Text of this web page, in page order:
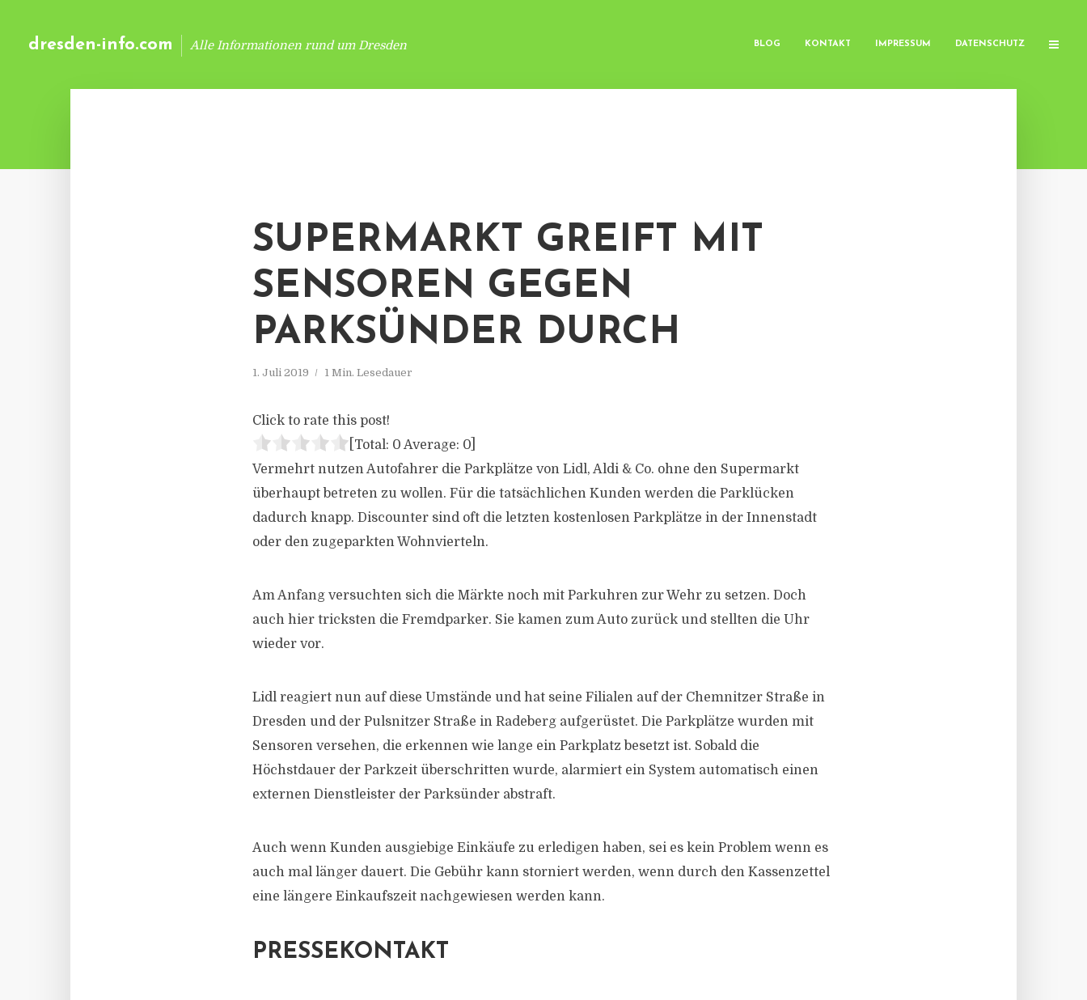
dresden-info.com Alle Informationen rund um Dresden BLOG KONTAKT IMPRESSUM DATENSCHUTZ
SUPERMARKT GREIFT MIT
SENSOREN GEGEN
PARKSÜNDER DURCH
1. Juli 2019 1 Min. Lesedauer
Click to rate this post!
[Total: 0 Average: 0
Vermehrt nutzen Autofahrer die Parkplätze von Lidl, Aldi & Co. ohne den Supermarkt
überhaupt betreten zu wollen. Für die tatsächlichen Kunden werden die Parklücken
dadurch knapp. Discounter sind oft die letzten kostenlosen Parkplätze in der Innenstadt
oder den zugeparkten Wohnvierteln.
Am Anfang versuchten sich die Märkte noch mit Parkuhren zur Wehr zu setzen. Doch
auch hier tricksten die Fremdparker. Sie kamen zum Auto zurück und stellten die Uhr
wieder vor.
Lidl reagiert nun auf diese Umstände und hat seine Filialen auf der Chemnitzer Straße in
Dresden und der Pulsnitzer Straße in Radeberg aufgerüstet. Die Parkplätze wurden mit
Sensoren versehen, die erkennen wie lange ein Parkplatz besetzt ist. Sobald die
Höchstdauer der Parkzeit überschritten wurde, alarmiert ein System automatisch einen
externen Dienstleister der Parksünder abstraft.
Auch wenn Kunden ausgiebige Einkäufe zu erledigen haben, sei es kein Problem wenn es
auch mal länger dauert. Die Gebühr kann storniert werden, wenn durch den Kassenzettel
eine längere Einkaufszeit nachgewiesen werden kann.
PRESSEKONTAKT